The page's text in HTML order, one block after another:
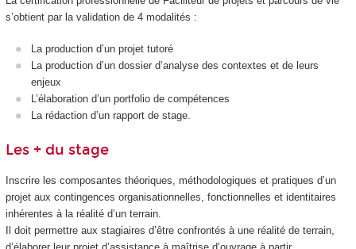
s’obtient par la validation de 4 modalités :
La production d’un projet tutoré
La production d’un dossier d’analyse des contextes et de leurs
enjeux
L’élaboration d’un portfolio de compétences
La rédaction d’un rapport de stage.
Les + du stage
Inscrire les composantes théoriques, méthodologiques et pratiques d’un
projet aux contingences organisationnelles, fonctionnelles et identitaires
inhérentes à la réalité d’un terrain.
Il doit permettre aux stagiaires d’être confrontés à une réalité de terrain,